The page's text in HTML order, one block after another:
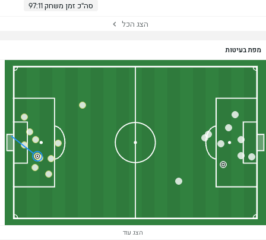
סה"כ זמן משחק 97:11
הצג הכל
מפת בעיטות
הצג עוד